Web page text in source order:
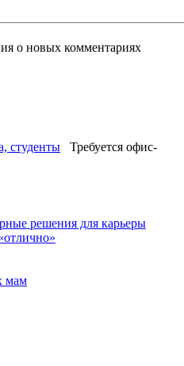
о новых комментариях
студенты
Требуется офис-
решения для карьеры
мам